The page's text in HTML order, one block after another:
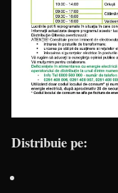
Distribuie pe: